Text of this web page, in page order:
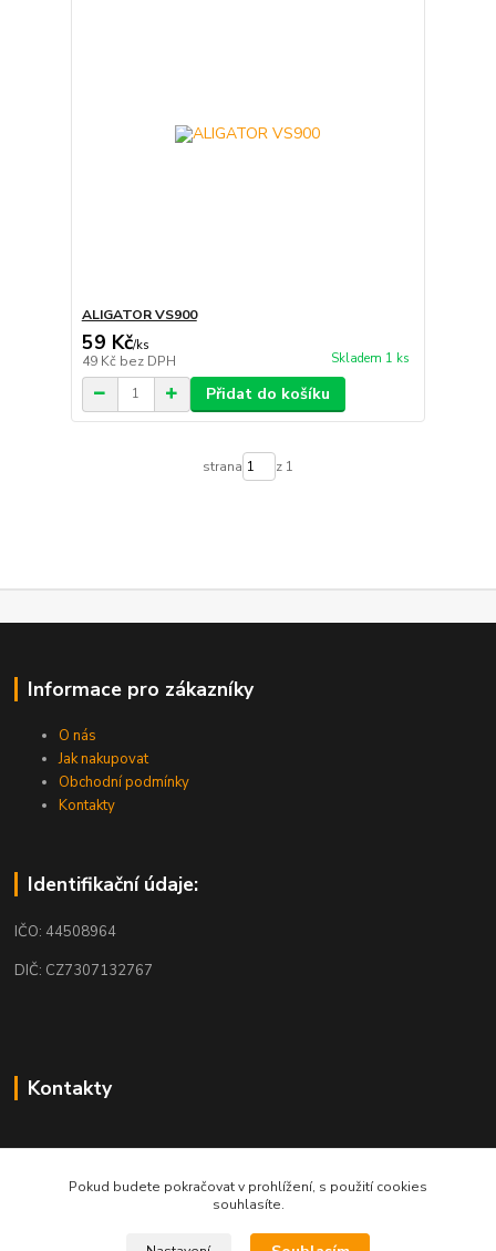
ALIGATOR VS900
59 Kč/ks
49 Kč bez DPH Skladem 1 ks
Přidat do košíku
strana z 1
Informace pro zákazníky
O nás
Jak nakupovat
Obchodní podmínky
Kontakty
Identifikační údaje:
IČO: 44508964
DIČ: CZ7307132767
Kontakty
Pokud budete pokračovat v prohlížení, s použití cookies
souhlasíte.